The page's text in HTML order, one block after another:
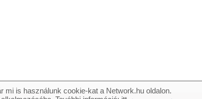
mi is használunk cookie-kat a Network.hu oldalon.